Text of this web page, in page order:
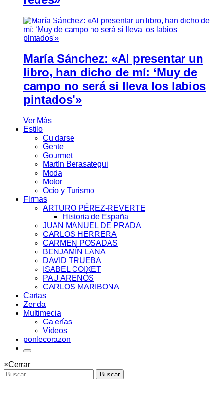
María Sánchez: «Al presentar un
libro, han dicho de mí: ‘Muy de
campo no será si lleva los labios
pintados'»
Ver Más
Estilo
Cuidarse
Gente
Gourmet
Martín Berasategui
Moda
Motor
Ocio y Turismo
Firmas
ARTURO PÉREZ-REVERTE
Historia de España
JUAN MANUEL DE PRADA
CARLOS HERRERA
CARMEN POSADAS
BENJAMÍN LANA
DAVID TRUEBA
ISABEL COIXET
PAU ARENÓS
CARLOS MARIBONA
Cartas
Zenda
Multimedia
Galerías
Vídeos
ponlecorazon
×Cerrar
Buscar